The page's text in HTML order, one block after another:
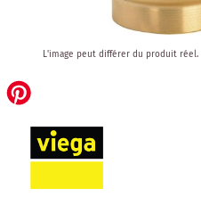
the
beginning
images
gallery
L'image peut différer du produit réel.